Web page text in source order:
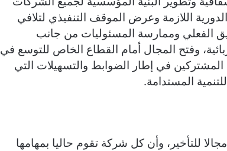
الدورية اللازمة وعرض الموقف التنفيذي لتلافي
الفعلي وممارسة المسئوليات من جانب
وفتح المجال أمام القطاع الخاص للتوسع في
في إطار الضوابط والتسهيلات التي
المستدامة.
للتأخير، وأن كل شركة تقوم حاليا بمهامها